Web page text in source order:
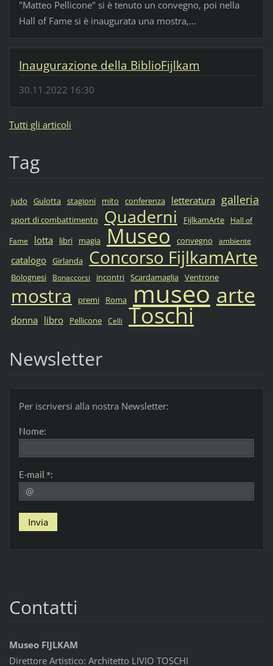
"Matteo Pellicone" si è tenuto un convegno, poi nella
Hall of Fame si è inaugurata una mostra,...
Inaugurazione della BiblioFijlkam
30.11.2022 16:30
Tutti gli articoli
Tag
judo Gulotta stagioni mito conferenza letteratura galleria
sport di combattimento Quaderni FijlkamArte
Hall of
Fame
lotta libri magia Museo convegno ambiente
catalogo Girlanda Concorso FijlkamArte
Bolognesi Bonaccorsi incontri Scardamaglia Ventrone
mostra premi Roma museo arte
donna libro Pellicone Celli Toschi
Newsletter
Per iscriversi alla nostra Newsletter:
Nome:
E-mail *:
Contatti
Museo FIJLKAM
Direttore Artistico: Architetto LIVIO TOSCHI